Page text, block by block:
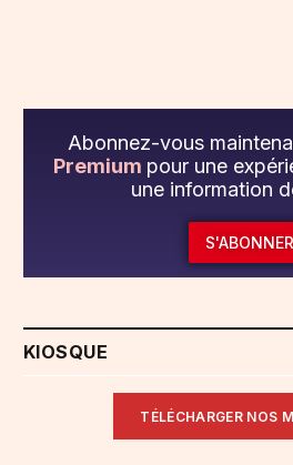
Abonnez-vous
Premium pour une
une information
S'ABONNER
KIOSQUE
TÉLÉCHARGER NOS